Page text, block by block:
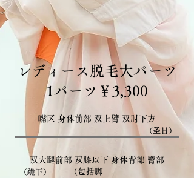
レディース脱毛大パーツ
​1パーツ￥3,300
嘴区 身体前部 双上臂 双肘下方
（圣日）
双大腿前部 双膝以下 身体背部 臀部
（跪下）
（包括脚